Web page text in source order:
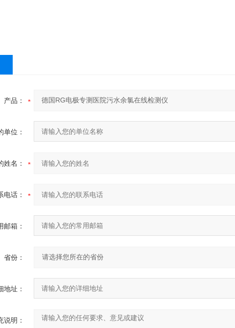
产品：
单位：
姓名：
电话：
邮箱：
省份：
地址：
说明：